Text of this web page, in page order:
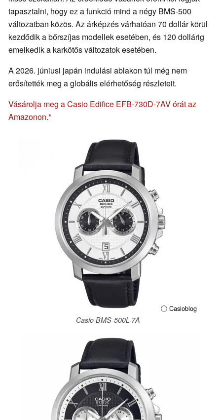
tapasztalni, hogy ez a funkció mind a négy BMS-500
változatban közös. Az árképzés várhatóan 70 dollár körül
kezdődik a bőrszíjas modellek esetében, és 120 dollárig
emelkedik a karkötős változatok esetében.
A 2026. júniusi japán indulási ablakon túl még nem
erősítették meg a globális elérhetőség részleteit.
Vásárolja meg a Casio Edifice EFB-730D-7AV órát az
Amazonon.
ⓘ Casioblog
Casio BMS-500L-7A